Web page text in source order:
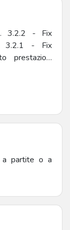
3.2.2 - Fix
3.2.1 - Fix
prestazioni
a partite o a